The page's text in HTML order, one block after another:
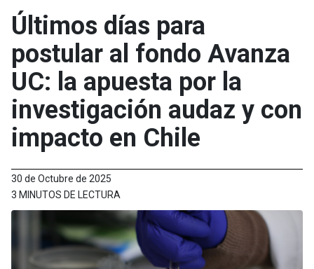
Últimos días para
postular al fondo Avanza
UC: la apuesta por la
investigación audaz y con
impacto en Chile
30 de Octubre de 2025
3 MINUTOS DE LECTURA